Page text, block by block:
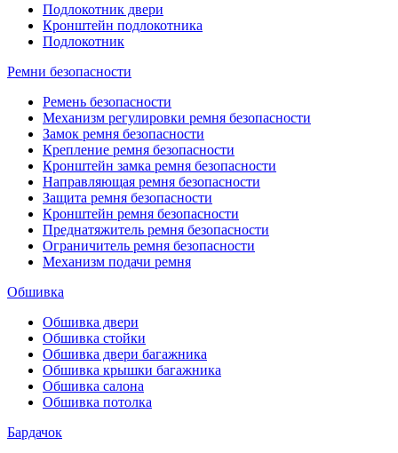
Подлокотник двери
Кронштейн подлокотника
Подлокотник
Ремни безопасности
Ремень безопасности
Механизм регулировки ремня безопасности
Замок ремня безопасности
Крепление ремня безопасности
Кронштейн замка ремня безопасности
Направляющая ремня безопасности
Защита ремня безопасности
Кронштейн ремня безопасности
Преднатяжитель ремня безопасности
Ограничитель ремня безопасности
Механизм подачи ремня
Обшивка
Обшивка двери
Обшивка стойки
Обшивка двери багажника
Обшивка крышки багажника
Обшивка салона
Обшивка потолка
Бардачок